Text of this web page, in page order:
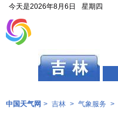
今天是2026年8月6日 星期四
中国天气网 > 吉林 > 气象服务 >